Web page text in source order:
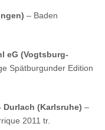
– Baden
eG (Vogtsburg-
Spätburgunder Edition
(Karlsruhe) –
2011 tr.